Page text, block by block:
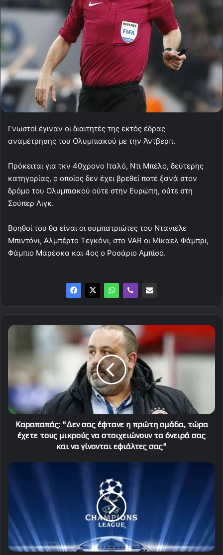
Γνωστοί έγιναν οι διαιτητές της εκτός έδρας
αναμέτρησης του Ολυμπιακού με την Άντβερπ.
Πρόκειται για τκν 40χρονο Ιταλό, Ντι Μπέλο, δεύτερης
κατηγορίας, ο οποίος δεν έχει βρεθεί ποτέ ξανά στον
δρόμο του Ολυμπιακού ούτε στην Ευρώπη, ούτε στη
Σούπερ Λιγκ.
Βοηθοί του θα είναι οι συμπατριώτες του Ντανιέλε
Μπιντόνι, Αλμπέρτο Τεγκόνι, στο VAR οι Μίκαελ Φάμπρι,
Φάμπιο Μαρέσκα και 4ος ο Ροσάριο Αμπίσο.
Καραπαπάς:
πρώτη
τώρα
έχετε
τους
μικρούς
τα
γίνονται
εφιάλτες
σας"
Καραπαπάς: "Δεν σας έφτανε η πρώτη ομάδα, τώρα
έχετε τους μικρούς να στοιχειώνουν τα όνειρά σας
και να γίνονται εφιάλτες σας"
Οι
League